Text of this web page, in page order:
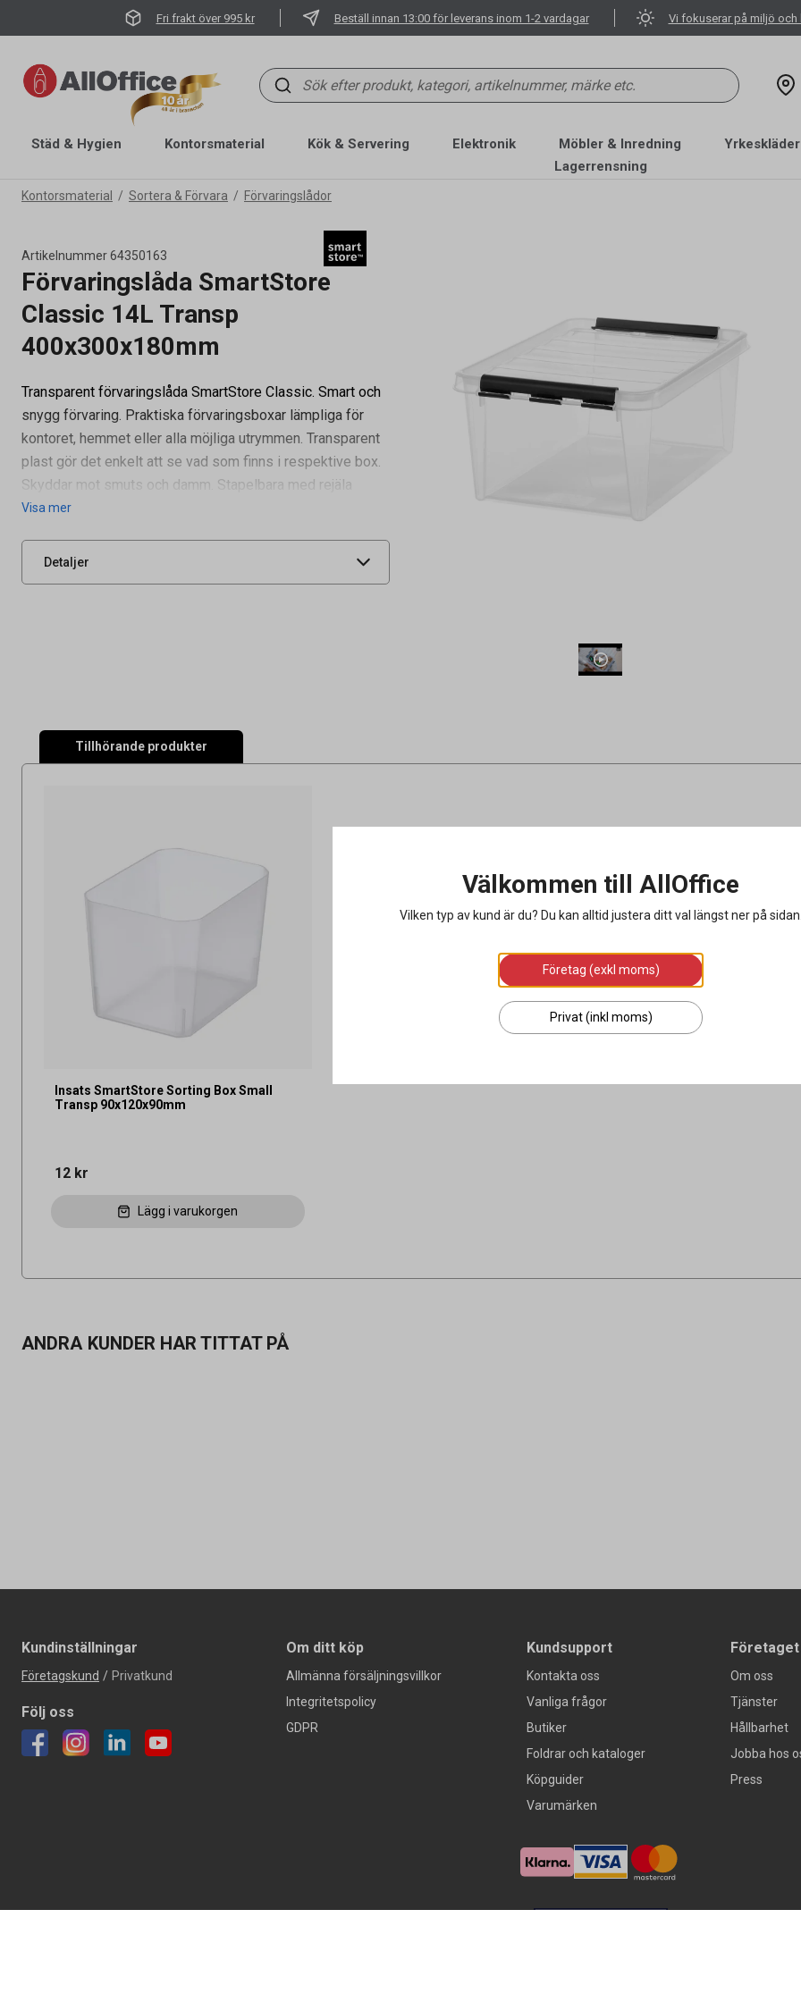
Fri frakt över 995 kr Beställ innan 13:00 för leverans inom 1-2 vardagar Vi fokuserar på miljö och
Städ & Hygien Kontorsmaterial Kök & Servering Elektronik Möbler & Inredning
Lagerrensning
Kontorsmaterial Sortera & Förvara Förvaringslådor
Artikelnummer64350163
Förvaringslåda SmartStore
Classic 14L Transp
400x300x180mm
Transparent förvaringslåda SmartStore Classic. Smart och
snygg förvaring. Praktiska förvaringsboxar lämpliga för
kontoret, hemmet eller alla möjliga utrymmen. Transparent
plast gör det enkelt att se vad som finns i respektive box.
Skyddar mot smuts och damm. Stapelbara med rejäla
Visa mer
Detaljer
Artikelnummer 64350163
Tidigare artikelnummer
Leverantörens
UNSPSC 44111515
Tillhörande produkter
Insats SmartStore Sorting Box Small
Transp 90x120x90mm
12 kr
Lägg i varukorgen
ANDRA KUNDER HAR TITTAT PÅ
Kundinställningar
Företagskund / Privatkund
Följ oss
Om ditt köp
Allmänna försäljningsvillkor
Integritetspolicy
GDPR
Kundsupport
Kontakta oss
Vanliga frågor
Butiker
Foldrar och kataloger
Köpguider
Varumärken
Företaget
Om oss
Tjänster
Hållbarhet
Jobba hos
Press
Välkommen till AllOffice
Vilken typ av kund är du? Du kan alltid justera ditt val längst ner på
Företag (exkl moms)
Privat (inkl moms)